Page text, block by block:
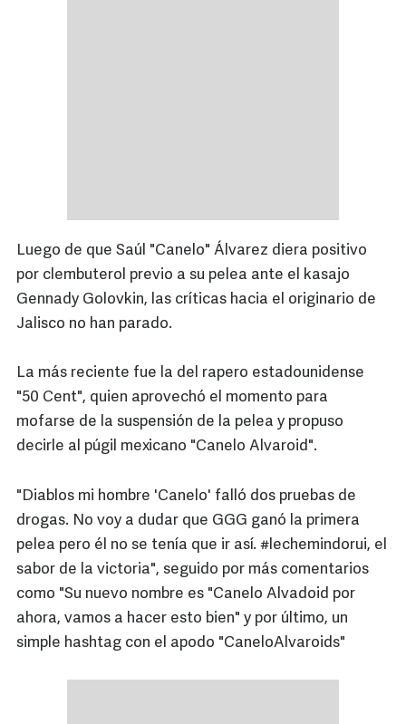
Luego de que Saúl "Canelo" Álvarez diera positivo
por clembuterol previo a su pelea ante el kasajo
Gennady Golovkin, las críticas hacia el originario de
Jalisco no han parado.
La más reciente fue la del rapero estadounidense
"50 Cent", quien aprovechó el momento para
mofarse de la suspensión de la pelea y propuso
decirle al púgil mexicano "Canelo Alvaroid".
"Diablos mi hombre 'Canelo' falló dos pruebas de
drogas. No voy a dudar que GGG ganó la primera
pelea pero él no se tenía que ir así. #lechemindorui, el
sabor de la victoria", seguido por más comentarios
como "Su nuevo nombre es "Canelo Alvadoid por
ahora, vamos a hacer esto bien" y por último, un
simple hashtag con el apodo "CaneloAlvaroids"